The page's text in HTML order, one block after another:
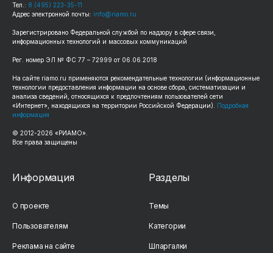
Тел.: 8 (495) 223-35-11
Адрес электронной почты: info@riamo.ru
Зарегистрировано Федеральной службой по надзору в сфере связи,
информационных технологий и массовых коммуникаций
Рег. номер ЭЛ № ФС 77 – 72999 от 06.06.2018
На сайте riamo.ru применяются рекомендательные технологии (информационные
технологии предоставления информации на основе сбора, систематизации и
анализа сведений, относящихся к предпочтениям пользователей сети
«Интернет», находящихся на территории Российской Федерации). Подробная
информация
© 2012-2026 «РИАМО».
Все права защищены
Информация
О проекте
Пользователям
Реклама на сайте
Разделы
Темы
Категории
Шпаргалки